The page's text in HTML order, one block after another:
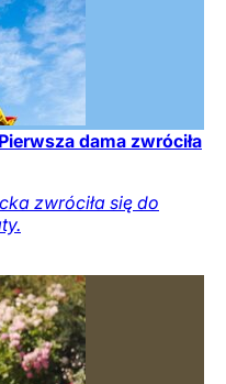
dama zwróciła
zwróciła się do